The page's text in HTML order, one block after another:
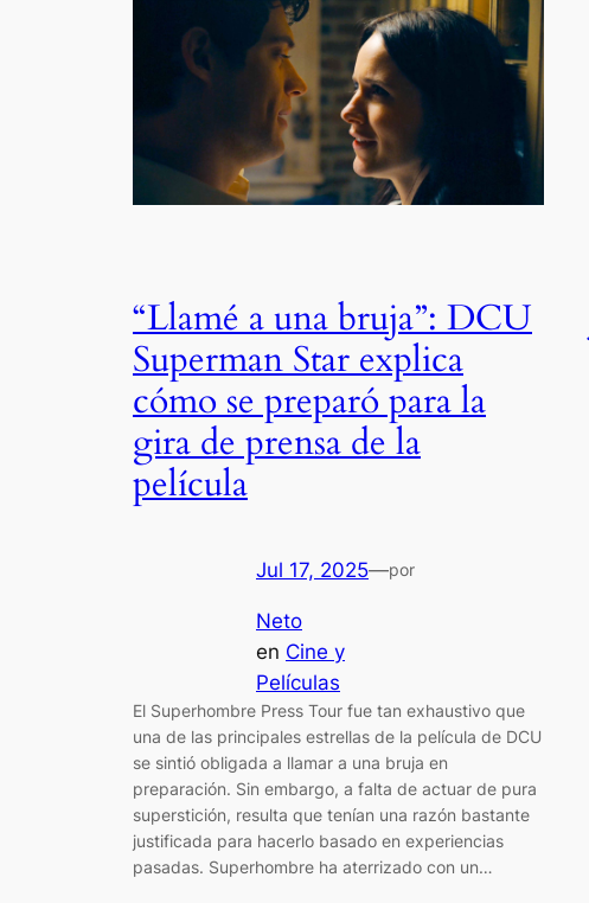
“Llamé a una bruja”: DCU
Superman Star explica
cómo se preparó para la
gira de prensa de la
película
Jul 17, 2025—por
Neto
en Cine y
Películas
El Superhombre Press Tour fue tan exhaustivo que
una de las principales estrellas de la película de DCU
se sintió obligada a llamar a una bruja en
preparación. Sin embargo, a falta de actuar de pura
superstición, resulta que tenían una razón bastante
justificada para hacerlo basado en experiencias
pasadas. Superhombre ha aterrizado con un…